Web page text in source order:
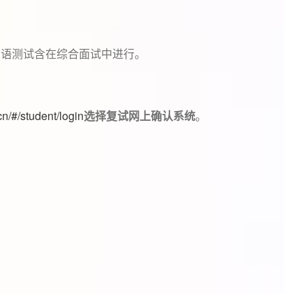
测试含在综合面试中进行。
#/student/login选择复试网上确认系统。